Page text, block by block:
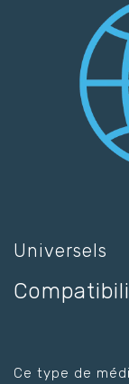
Universels
Ce type de